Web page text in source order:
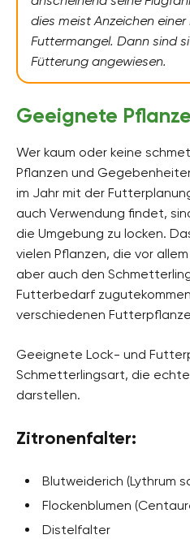
dies meist Anzeichen
Futtermangel. Dann sind
Fütterung angewiesen.
Geeignete
Wer kaum oder keine
Pflanzen und
im Jahr mit der
auch Verwendung findet,
die Umgebung zu locken.
vielen Pflanzen, die vor
aber auch den
Futterbedarf
verschiedenen
Geeignete Lock- und
Schmetterlingsart, die
darstellen.
Zitronenfalter:
Blutweiderich (Lythrum
Flockenblumen
Distelfalter